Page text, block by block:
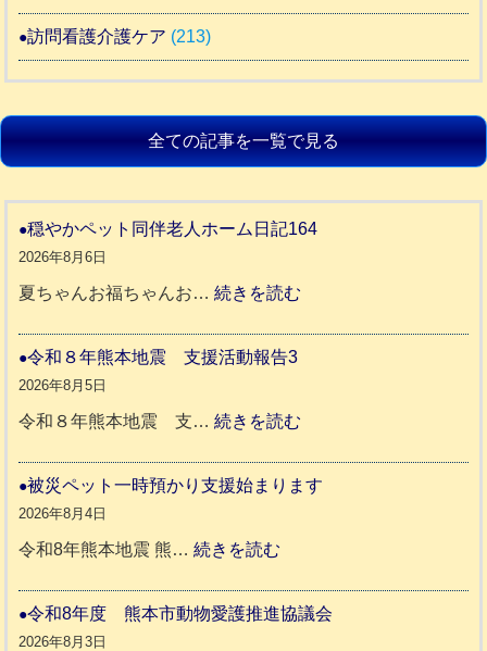
訪問看護介護ケア (213)
全ての記事を一覧で見る
穏やかペット同伴老人ホーム日記164
2026年8月6日
夏ちゃんお福ちゃんお…続きを読む
ト
人
ホ
令和８年熊本地震 支援活動報告3
2026年8月5日
令和８年熊本地震 支…続きを読む
和
本
被災ペット一時預かり支援始まります
2026年8月4日
令和8年熊本地震 熊…続きを読む
災
令和8年度 熊本市動物愛護推進協議会
2026年8月3日